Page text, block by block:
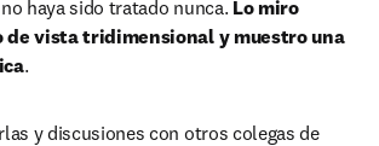
haya sido tratado nunca. Lo miro
de vista tridimensional y muestro una
.
y discusiones con otros colegas de